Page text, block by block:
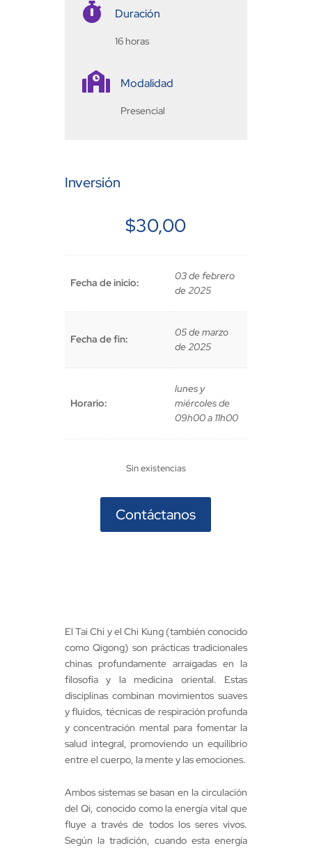
 Duración
16 horas
 Modalidad
Presencial
Inversión
$30,00
Fecha de inicio:
03 de febrero
de 2025
Fecha de fin:
05 de marzo
de 2025
Horario:
lunes y
miércoles de
09h00 a 11h00
Sin existencias
Contáctanos
El Tai Chi y el Chi Kung (también conocido
como Qigong) son prácticas tradicionales
chinas profundamente arraigadas en la
filosofía y la medicina oriental. Estas
disciplinas combinan movimientos suaves
y fluidos, técnicas de respiración profunda
y concentración mental para fomentar la
salud integral, promoviendo un equilibrio
entre el cuerpo, la mente y las emociones.
Ambos sistemas se basan en la circulación
del Qi, conocido como la energía vital que
fluye a través de todos los seres vivos.
Según la tradición, cuando esta energía